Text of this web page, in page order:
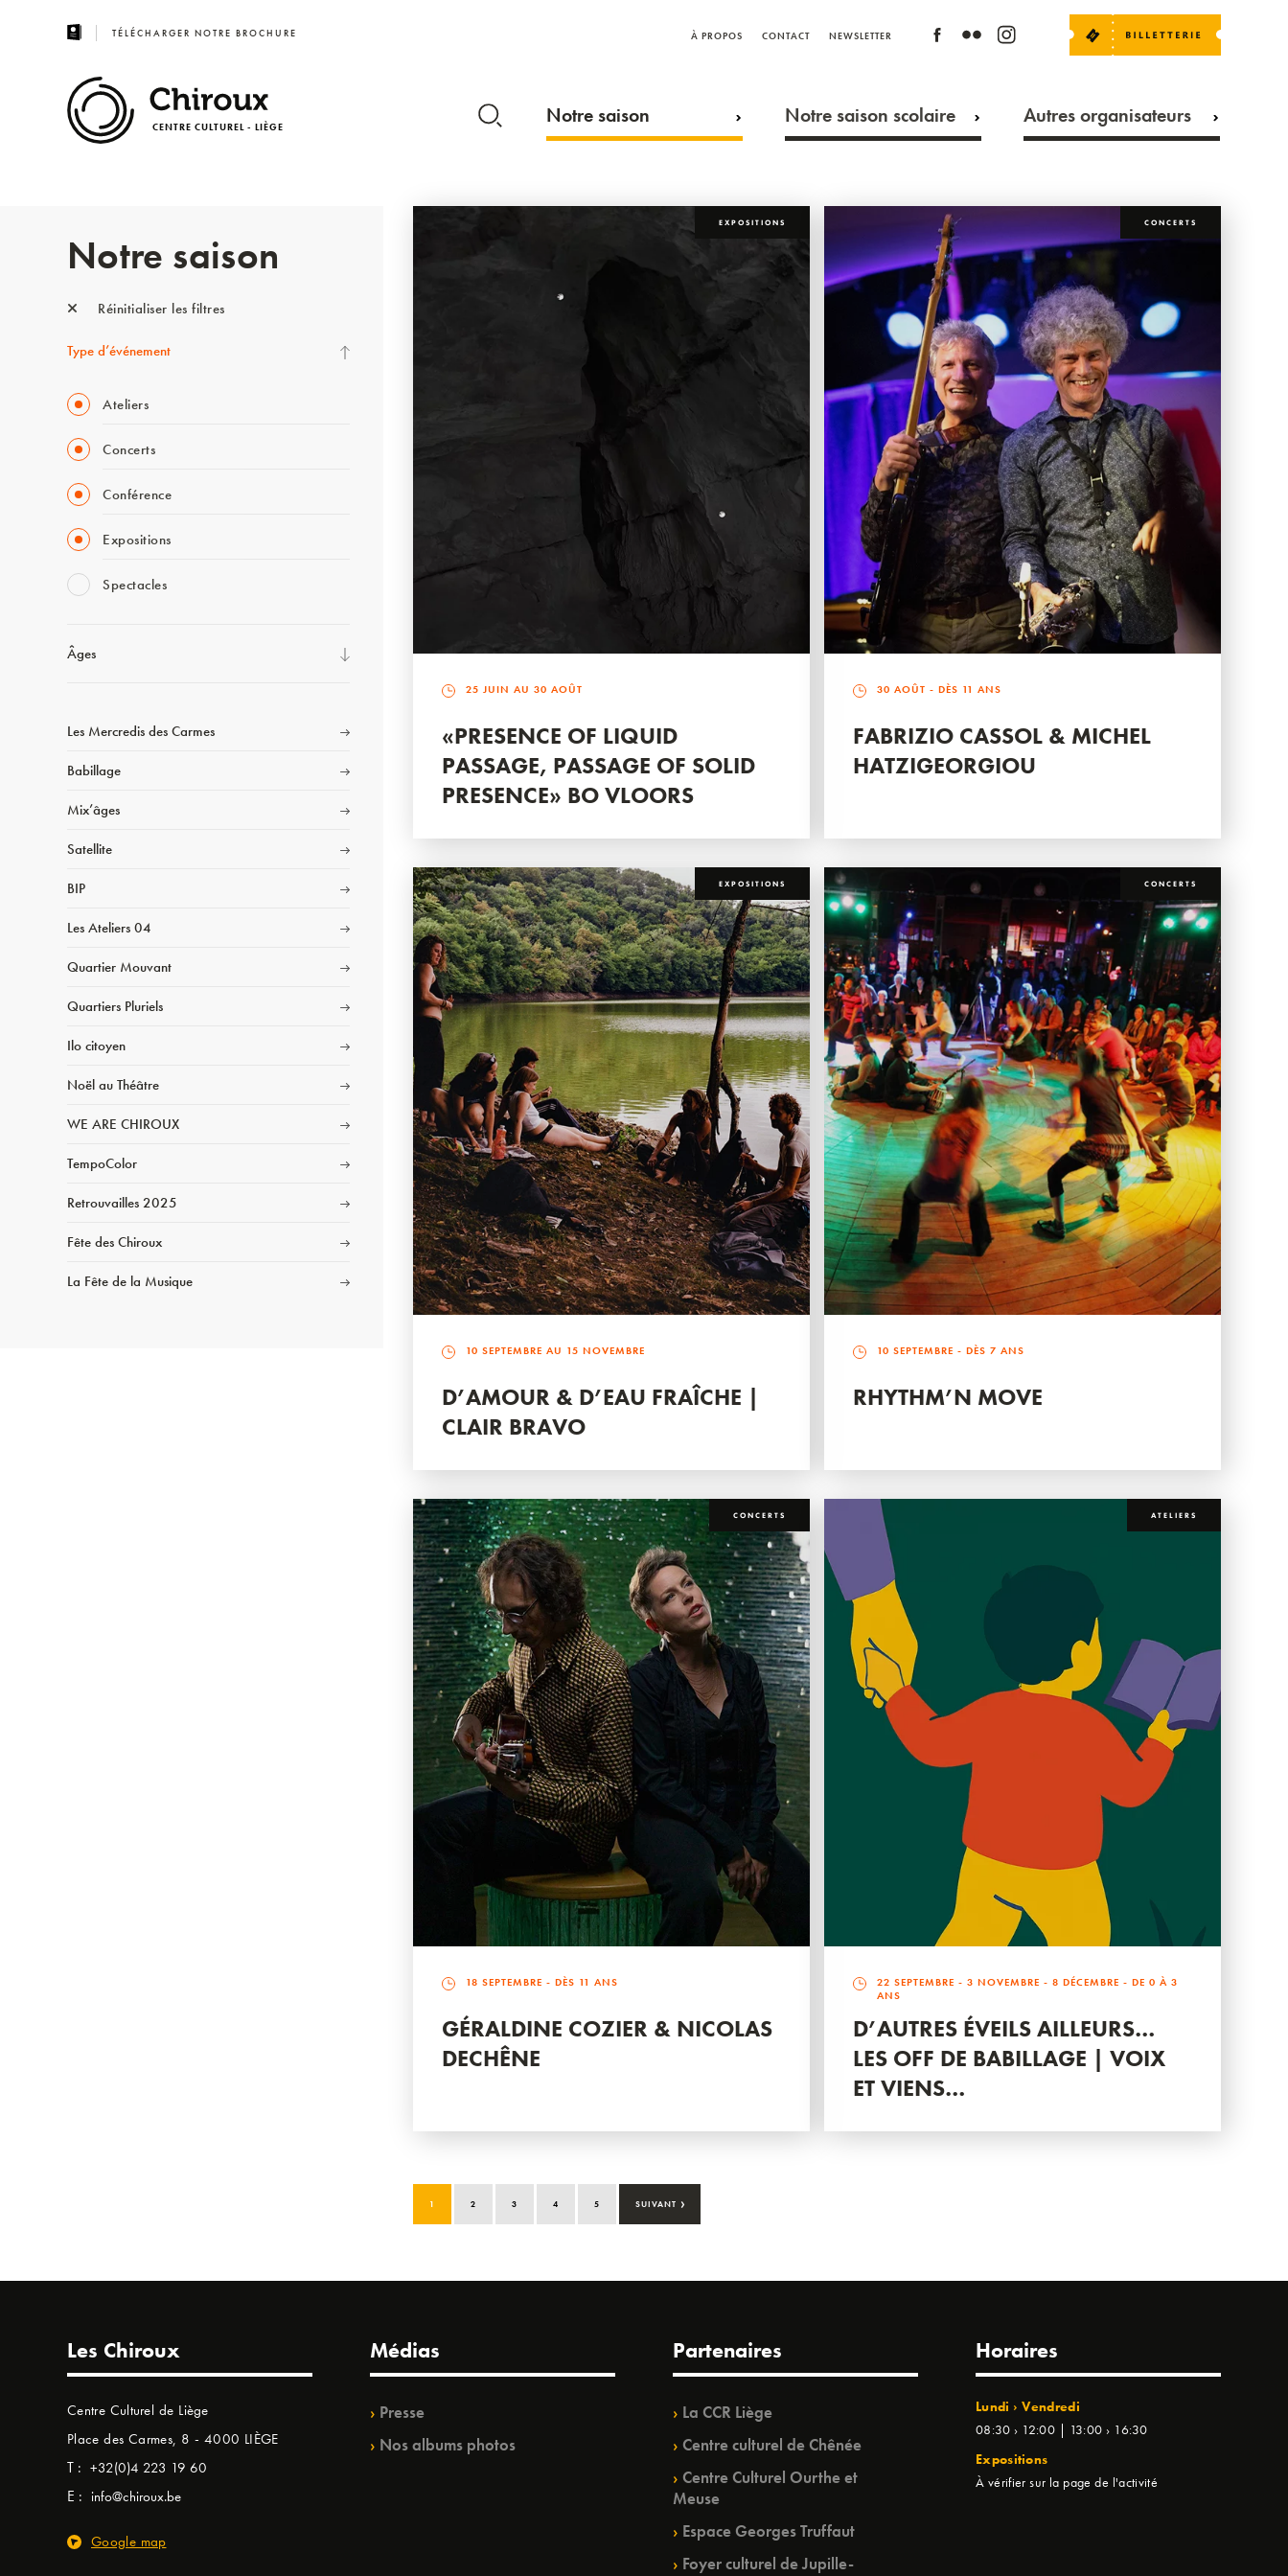
TÉLÉCHARGER NOTRE BROCHURE À PROPOS CONTACT NEWSLETTER
CENTRE CULTUREL - LIÈGE Notre saison Notre saison scolaire Autres organisateurs
Notre saison
Réinitialiser les filtres
Type d’événement
Ateliers
Concerts
Conférence
Expositions
Spectacles
Âges
Les Mercredis des Carmes
Babillage
Mix’âges
Satellite
BIP
Les Ateliers 04
Quartier Mouvant
Quartiers Pluriels
Ilo citoyen
Noël au Théâtre
WE ARE CHIROUX
TempoColor
Retrouvailles 2025
Fête des Chiroux
La Fête de la Musique
EXPOSITIONS
25 JUIN AU 30 AOÛT
«PRESENCE OF LIQUID
PASSAGE, PASSAGE OF SOLID
PRESENCE» BO VLOORS
CONCERTS
30 AOÛT - DÈS 11 ANS
FABRIZIO CASSOL & MICHEL
HATZIGEORGIOU
EXPOSITIONS
10 SEPTEMBRE AU 15 NOVEMBRE
D’AMOUR & D’EAU FRAÎCHE |
CLAIR BRAVO
CONCERTS
10 SEPTEMBRE - DÈS 7 ANS
RHYTHM’N MOVE
CONCERTS
18 SEPTEMBRE - DÈS 11 ANS
GÉRALDINE COZIER & NICOLAS
DECHÊNE
ATELIERS
22 SEPTEMBRE -3 NOVEMBRE -8 DÉCEMBRE - DE 0 À 3
ANS
D’AUTRES ÉVEILS AILLEURS…
LES OFF DE BABILLAGE | VOIX
ET VIENS…
1 2 3 4 5 SUIVANT ›
Les Chiroux
Centre Culturel de Liège
Place des Carmes, 8 - 4000 LIÈGE
T : +32(0)4 223 19 60
E : info@chiroux.be
Google map
Médias
Presse
Nos albums photos
Partenaires
La CCR Liège
Centre culturel de Chênée
Centre Culturel Ourthe et
Meuse
Espace Georges Truffaut
Foyer culturel de Jupille-
Horaires
Lundi › Vendredi
08:30 › 12:00 | 13:00 › 16:30
Expositions
À vérifier sur la page de l'activité